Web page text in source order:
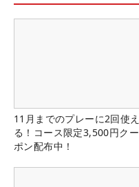
11月までのプレーに2回使え
る！コース限定3,500円クー
ポン配布中！